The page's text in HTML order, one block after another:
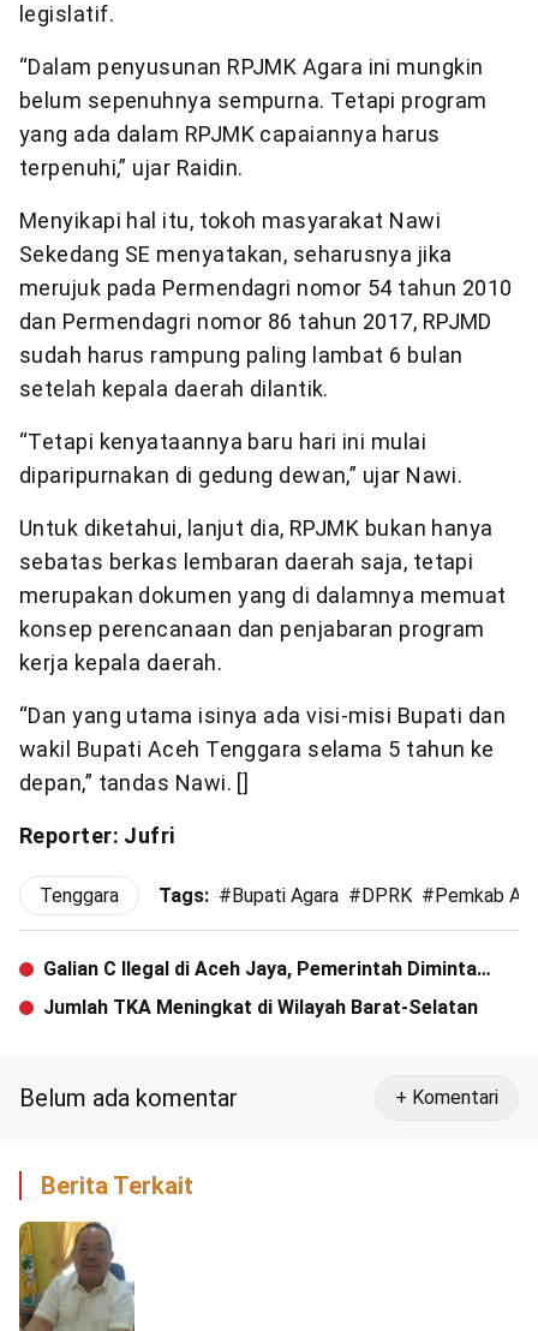
legislatif.
“Dalam penyusunan RPJMK Agara ini mungkin
belum sepenuhnya sempurna. Tetapi program
yang ada dalam RPJMK capaiannya harus
terpenuhi,” ujar Raidin.
Menyikapi hal itu, tokoh masyarakat Nawi
Sekedang SE menyatakan, seharusnya jika
merujuk pada Permendagri nomor 54 tahun 2010
dan Permendagri nomor 86 tahun 2017, RPJMD
sudah harus rampung paling lambat 6 bulan
setelah kepala daerah dilantik.
“Tetapi kenyataannya baru hari ini mulai
diparipurnakan di gedung dewan,” ujar Nawi.
Untuk diketahui, lanjut dia, RPJMK bukan hanya
sebatas berkas lembaran daerah saja, tetapi
merupakan dokumen yang di dalamnya memuat
konsep perencanaan dan penjabaran program
kerja kepala daerah.
“Dan yang utama isinya ada visi-misi Bupati dan
wakil Bupati Aceh Tenggara selama 5 tahun ke
depan,” tandas Nawi. []
Reporter: Jufri
Tenggara Tags: # Bupati Agara # DPRK # Pemkab
Galian C Ilegal di Aceh Jaya, Pemerintah Diminta
Tindak Tegas
Jumlah TKA Meningkat di Wilayah Barat-Selatan
Belum ada komentar + Komentari
Berita Terkait